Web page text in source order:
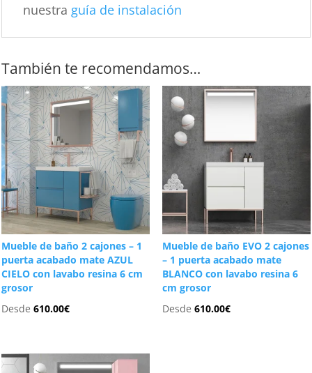
nuestra guía de instalación
También te recomendamos…
Mueble de baño 2 cajones – 1
puerta acabado mate AZUL
CIELO con lavabo resina 6 cm
grosor
Desde610.00€
Mueble de baño EVO 2 cajones
– 1 puerta acabado mate
BLANCO con lavabo resina 6
cm grosor
Desde 610.00€